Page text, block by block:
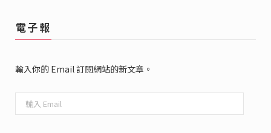
電子報
輸入你的 Email 訂閱網站的新文章。
入